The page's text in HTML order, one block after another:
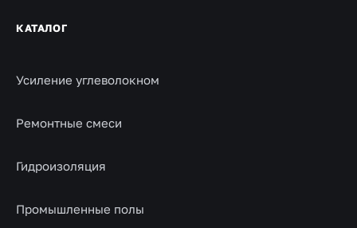
КАТАЛОГ
Усиление углеволокном
Ремонтные смеси
Гидроизоляция
Промышленные полы